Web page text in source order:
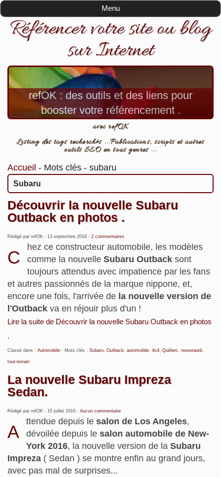
Menu
Référencer votre site ou blog
sur Internet
refOK : des outils et des liens pour
booster votre référencement .
avec refOK
Listing des tags recherchés ...Publications, scripts et autres
outils SEO en tous genres ...
Accueil - Mots clés- subaru
Subaru
Découvrir la nouvelle Subaru
Outback en photos .
Rédigé par refOK - 13 septembre 2016- 2 commentaires
C
hez ce constructeur automobile, les modèles
comme la nouvelleSubaru Outback sont
toujours attendus avec impatience par les fans
et autres passionnés de la marque nippone, et,
encore une fois, l'arrivée de la nouvelle version de
l'Outbackva en réjouir plus d'un !
Lire la suite de Découvrir la nouvelle Subaru Outback en photos
.
Classé dans : Automobile- Mots clés : Subaru, Outback automobile, 4x4, Québec nouveauté,
tout-terrain
La nouvelle Subaru Impreza
Sedan.
Rédigé par refOK - 10 juillet 2016- Aucun commentaire
A
ttendue depuis lesalon de Los Angeles,
dévoilée depuis lesalon automobile de New-
York 2016, la nouvelle version de laSubaru
Impreza( Sedan ) se montre enfin au grand jours,
avec pas mal de surprises...